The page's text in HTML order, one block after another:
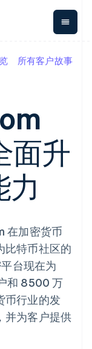
资金管
Payouts
向第三
方打款
Crypto
钱包、
稳定币
发行和
平台
所有客户故事
面升
力
在加密货币
比特币社区的
台现在为
和 8500 万
币行业的发
并为客户提供